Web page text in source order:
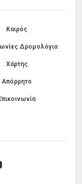
Καιρός
Δρομολόγια
Χάρτης
Απόρρητο